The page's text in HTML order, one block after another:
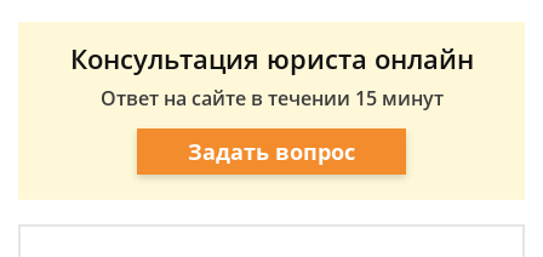
Консультация юриста онлайн
Ответ на сайте в течении 15 минут
Задать вопрос